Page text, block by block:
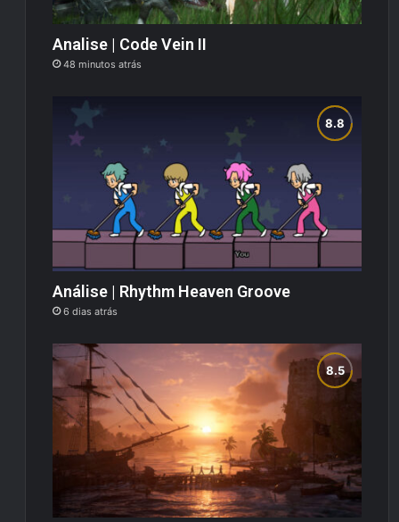
Analise | Code Vein II
48 minutos atrás
Análise | Rhythm Heaven Groove
6 dias atrás